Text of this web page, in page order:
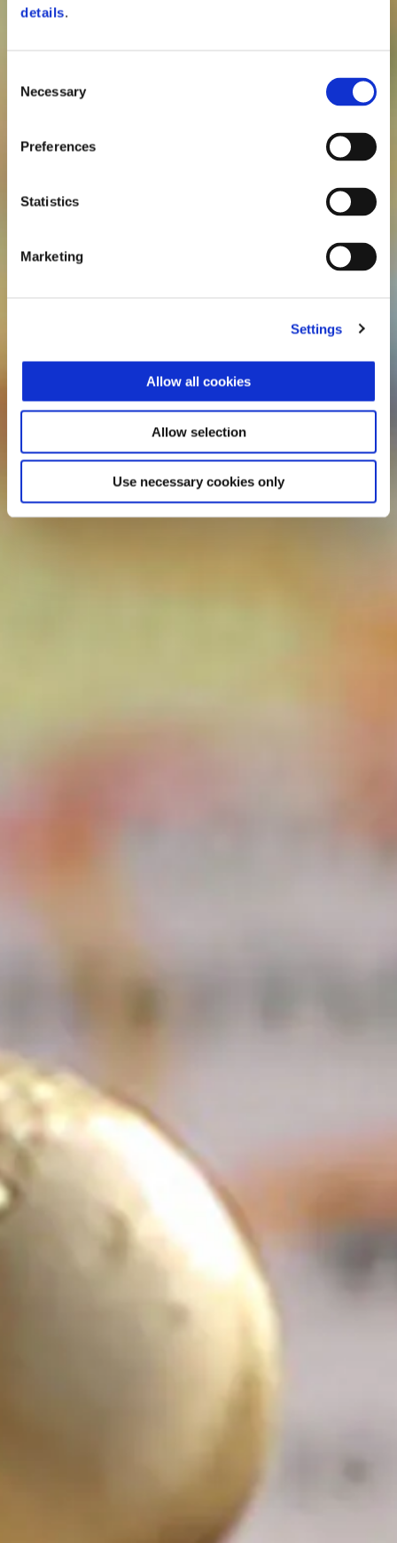
details.
Selection
Necessary
Preferences
Statistics
Marketing
Settings
Allow all cookies
Allow selection
Use necessary cookies only